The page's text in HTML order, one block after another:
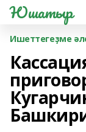
Юшатыр
Ишеттегеҙме